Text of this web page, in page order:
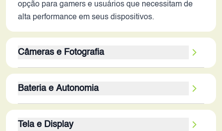
opção para gamers e usuários que necessitam de
alta performance em seus dispositivos.
Câmeras e Fotografia
estabilização óptica de imagem (OIS) sugere boa
capacidade fotográfica, permitindo fotos com boa
de iluminação. A presença do OIS é um diferencial,
Bateria e Autonomia
Poco F7 Pro, oferecendo excelente autonomia. A
Tela e Display